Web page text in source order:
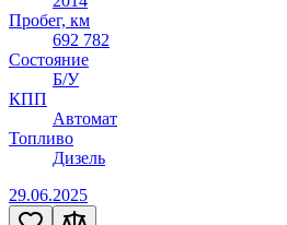
Пробег, км
692 782
Состояние
Б/У
КПП
Автомат
Топливо
Дизель
29.06.2025